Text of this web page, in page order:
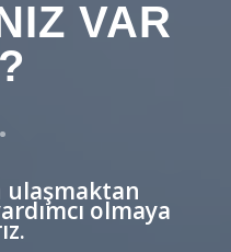
VAR
ulaşmaktan
olmaya